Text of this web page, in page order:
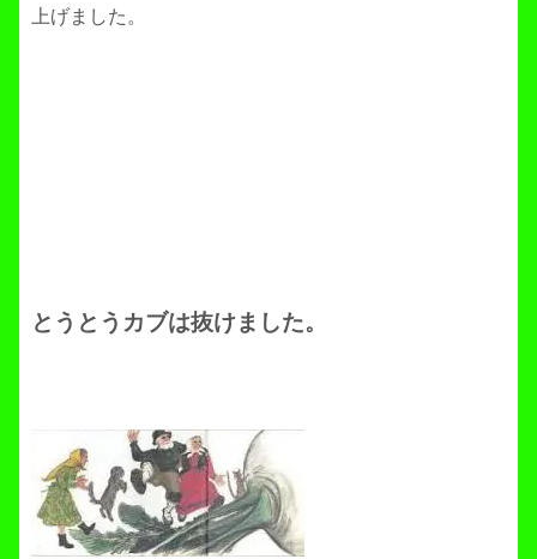
上げました。
とうとうカブは抜けました。